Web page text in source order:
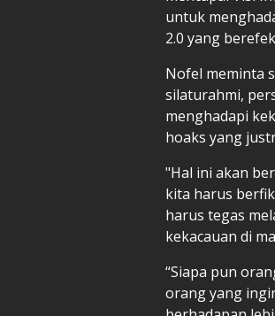
untuk
2.0 yang
Nofel meminta
silaturahmi,
menghadapi
hoaks yang
"Hal ini akan
kita harus
harus tegas
kekacauan di
“Siapa pun
orang yang